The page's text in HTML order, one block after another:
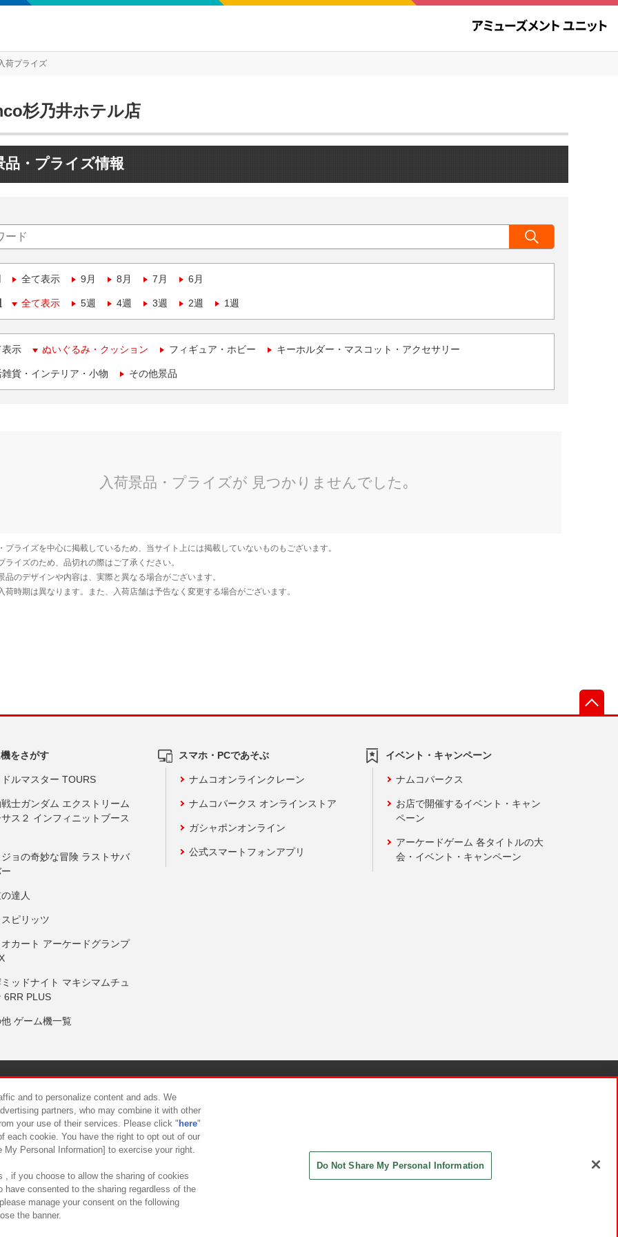
荷プライズ
杉乃井ホテル店
品・プライズ情報
全て表示 9月 8月 7月 6月
全て表示 5週 4週 3週 2週 1週
表示 ぬいぐるみ・クッション フィギュア・ホビー キーホルダー・マスコット・アクセサリー
貨・インテリア・小物 その他景品
をさがす
ルマスター TOURS
士ガンダム エクストリーム
ス２ インフィニットブース
ョの奇妙な冒険 ラストサバ
達人
ピリッツ
カート アーケードグランプ
ッドナイト マキシマムチュ
6RR PLUS
ゲーム機一覧
スマホ・PCであそぶ
ナムコオンラインクレーン
ナムコパークス オンラインストア
ガシャポンオンライン
公式スマートフォンアプリ
イベント・キャンペーン
ナムコパークス
お店で開催するイベント・キャン
ペーン
アーケードゲーム 各タイトルの大
会・イベント・キャンペーン
について カスタマーハラスメント対応方針
and to personalize content and ads. We
partners, who may combine it with other
your use of their services. Please click " here"
each cookie. You have the right to opt out of our
Personal Information] to exercise your right.
, if you choose to allow the sharing of cookies
have consented to the sharing regardless of the
manage your consent on the following
the banner.
Do Not Share My Personal Information